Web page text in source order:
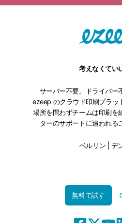
考えなくてい
サーバー不要。ドライバー
ezeep のクラウド印刷プラッ
場所を問わずチームは印刷を
ターのサポートに追われる
ベルリン | デ
無料で試す